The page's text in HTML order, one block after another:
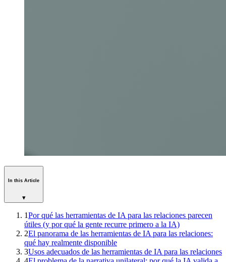
In this Article
▾
1Por qué las herramientas de IA para las relaciones parecen
útiles (y por qué la gente recurre primero a la IA)
2El panorama de las herramientas de IA para las relaciones:
qué hay realmente disponible
3Usos adecuados de las herramientas de IA para las relaciones